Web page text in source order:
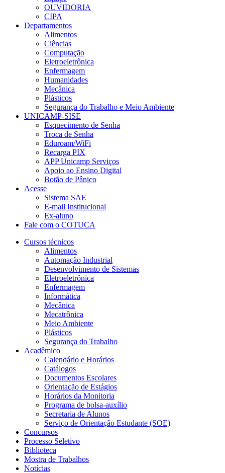
OUVIDORIA
CIPA
Departamentos
Alimentos
Ciências
Computação
Eletroeletrônica
Enfermagem
Humanidades
Mecânica
Plásticos
Segurança do Trabalho e Meio Ambiente
UNICAMP-SISE
Esquecimento de Senha
Troca de Senha
Eduroam/WiFi
Recarga PIX
APP Unicamp Serviços
Apoio ao Ensino Digital
Botão de Pânico
Acesse
Sistema SAE
E-mail Institucional
Ex-aluno
Fale com o COTUCA
Cursos técnicos
Alimentos
Automação Industrial
Desenvolvimento de Sistemas
Eletroeletrônica
Enfermagem
Informática
Mecânica
Mecatrônica
Meio Ambiente
Plásticos
Segurança do Trabalho
Acadêmico
Calendário e Horários
Catálogos
Documentos Escolares
Orientação de Estágios
Horários da Monitoria
Programa de bolsa-auxílio
Secretaria de Alunos
Serviço de Orientação Estudante (SOE)
Concursos
Processo Seletivo
Biblioteca
Mostra de Trabalhos
Notícias